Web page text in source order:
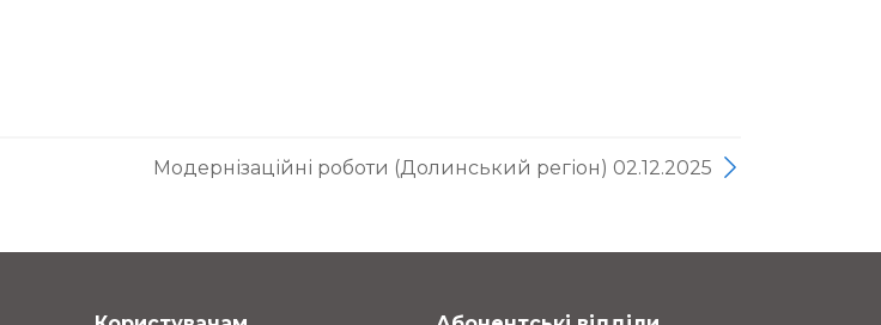
Модернізаційні роботи (Долинський регіон) 02.12.2025